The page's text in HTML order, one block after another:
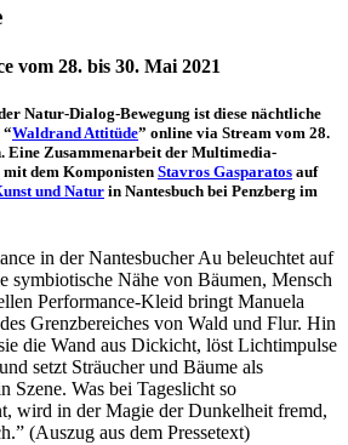
vom 28. bis 30. Mai 2021
Natur-Dialog-Bewegung ist diese nächtliche
Waldrand Attitüde” online via Stream vom 28.
Eine Zusammenarbeit der Multimedia-
mit dem Komponisten Stavros Gasparatos auf
und Natur in Nantesbuch bei Penzberg im
in der Nantesbucher Au beleuchtet auf
symbiotische Nähe von Bäumen, Mensch
Performance-Kleid bringt Manuela
Grenzbereiches von Wald und Flur. Hin
die Wand aus Dickicht, löst Lichtimpulse
setzt Sträucher und Bäume als
Szene. Was bei Tageslicht so
wird in der Magie der Dunkelheit fremd,
(Auszug aus dem Pressetext)